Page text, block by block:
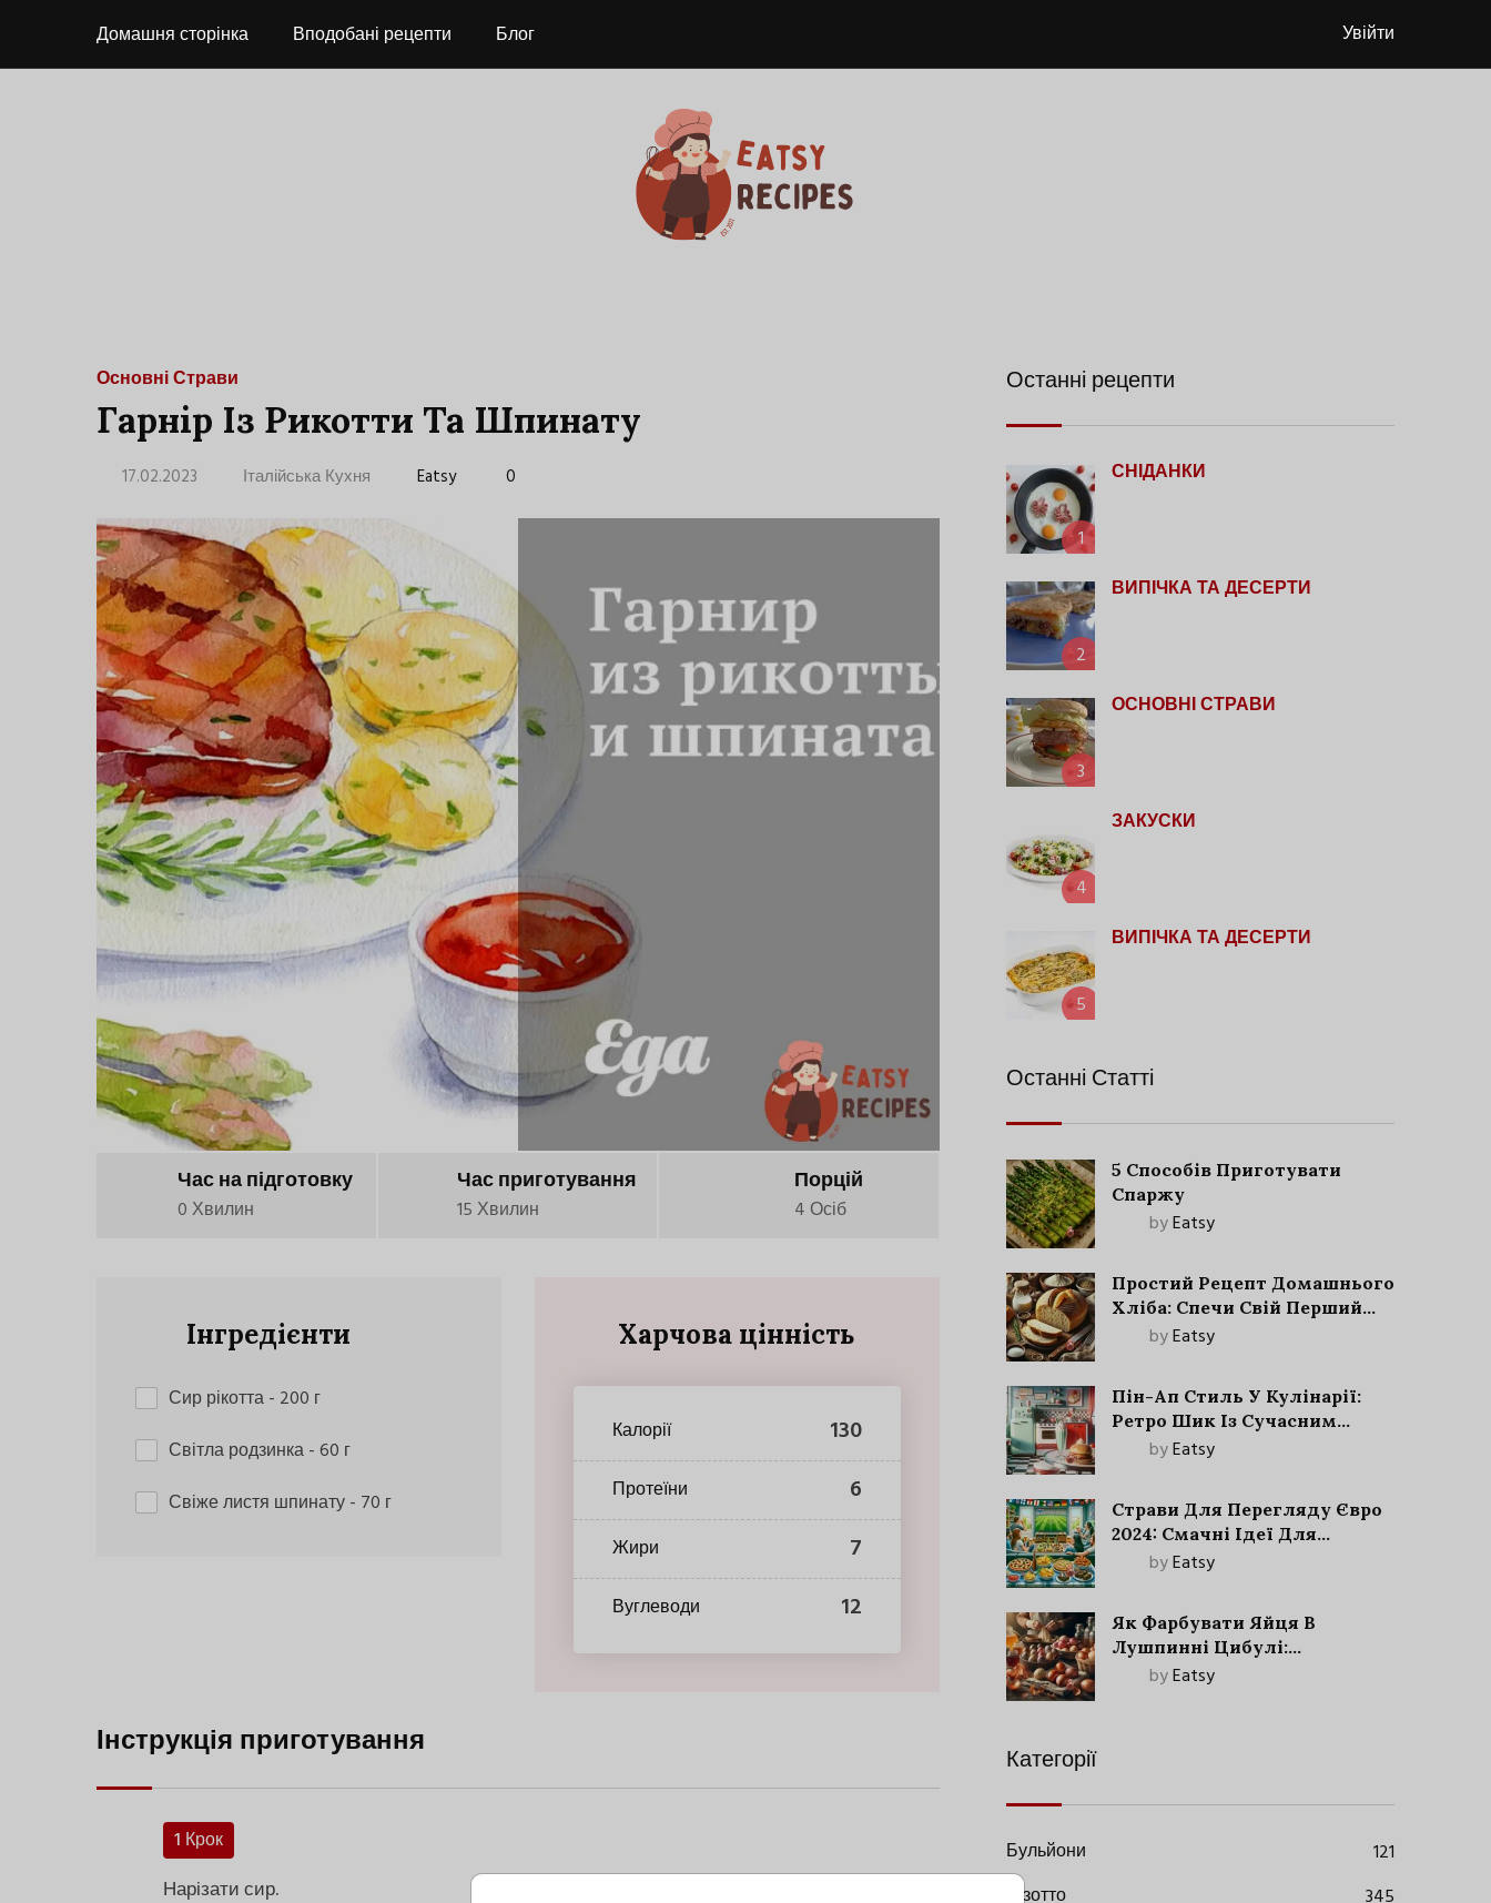
Домашня сторінка Вподобані рецепти Блог Увійти
Основні Страви
Гарнір Із Рикотти Та Шпинату
17.02.2023 Італійська Кухня Eatsy 0
Час на підготовку
0 Хвилин
Час приготування
15 Хвилин
Порцій
4 Осіб
Інгредієнти
Сир рікотта- 200 г
Світла родзинка- 60 г
Свіже листя шпинату- 70 г
Харчова цінність
Калорії 130
Протеїни 6
Жири 7
Вуглеводи 12
Інструкція приготування
1 Крок
Нарізати сир.
Останні рецепти
1
СНІДАНКИ
2
ВИПІЧКА ТА ДЕСЕРТИ
3
ОСНОВНІ СТРАВИ
4
ЗАКУСКИ
5
ВИПІЧКА ТА ДЕСЕРТИ
Останні Статті
5 Способів Приготувати
Спаржу
byEatsy
Простий Рецепт Домашнього
Хліба: Спечи Свій Перший
Запашний Хліб!
byEatsy
Пін-Ап Стиль У Кулінарії:
Ретро Шик Із Сучасним
Акцентом
byEatsy
Страви Для Перегляду Євро
2024: Смачні Ідеї Для
Футбольного Свята
byEatsy
Як Фарбувати Яйця В
Лушпинні Цибулі:
Старовинний Метод З
byEatsy
Категорії
Бульйони
121
Різотто
345